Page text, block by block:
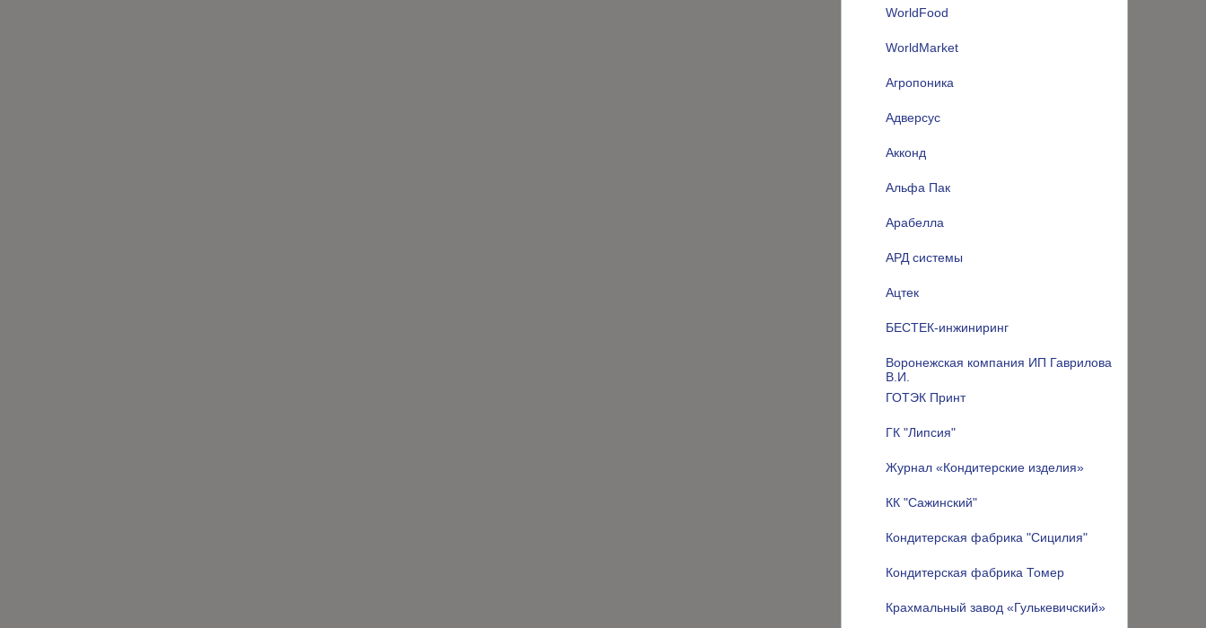
WorldFood
WorldMarket
Агропоника
Адверсус
Акконд
Альфа Пак
Арабелла
АРД системы
Ацтек
БЕСТЕК-инжиниринг
Воронежская компания ИП Гаврилова
В.И.
ГОТЭК Принт
ГК "Липсия"
Журнал «Кондитерские изделия»
КК "Сажинский"
Кондитерская фабрика "Сицилия"
Кондитерская фабрика Томер
Крахмальный завод «Гулькевичский»